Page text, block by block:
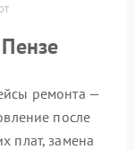
ремонта —
после
плат, замена